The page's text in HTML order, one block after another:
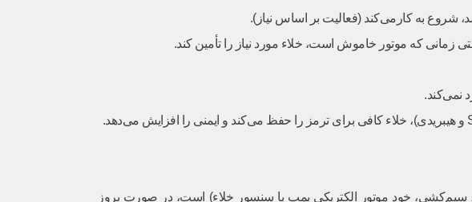
نمی‌کند.
سیم‌کشی، خود موتور الکتریکی پمپ یا سنسور خلاء) است، در صورت بروز